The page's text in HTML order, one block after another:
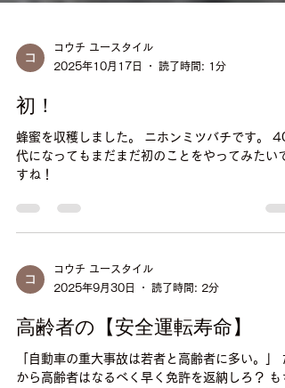
2025年10月17日
初！
蜂蜜を収穫しました。 ニホンミツバチです。 40
代になってもまだまだ初のことをやってみたいで
すね！